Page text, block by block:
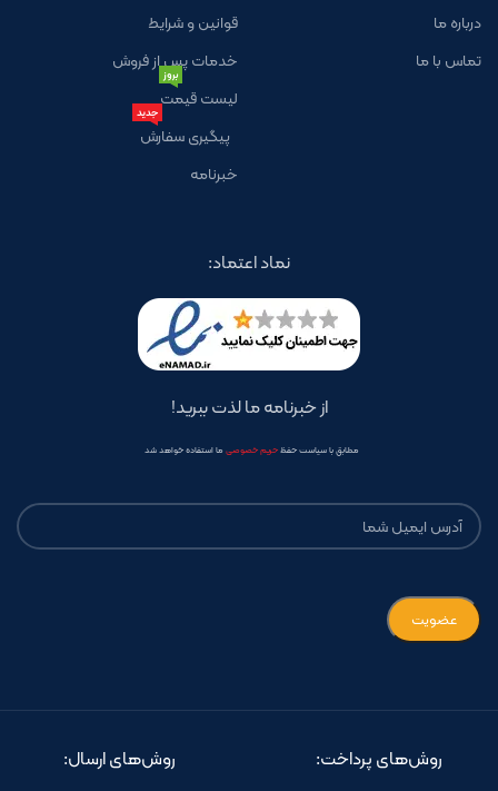
درباره ما
تماس با ما
قوانین و شرایط
خدمات پس از فروش
لیست قیمت
بروز
پیگیری سفارش
جدید
خبرنامه
نماد اعتماد:
از خبرنامه ما لذت ببرید!
مطابق با سیاست حفظحریم خصوصی ما استفاده خواهد شد
روش‌های پرداخت: روش‌های ارسال: